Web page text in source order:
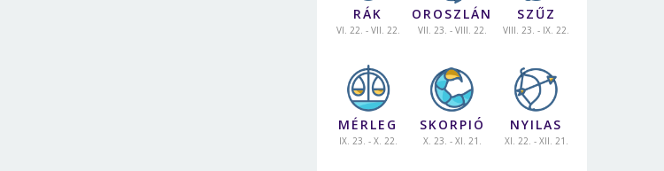
RÁK
VI. 22. - VII. 22.
OROSZLÁN
VII. 23. - VIII. 22.
SZŰZ
VIII. 23. - IX. 22.
MÉRLEG
IX. 23. - X. 22.
SKORPIÓ
X. 23. - XI. 21.
NYILAS
XI. 22. - XII. 21.